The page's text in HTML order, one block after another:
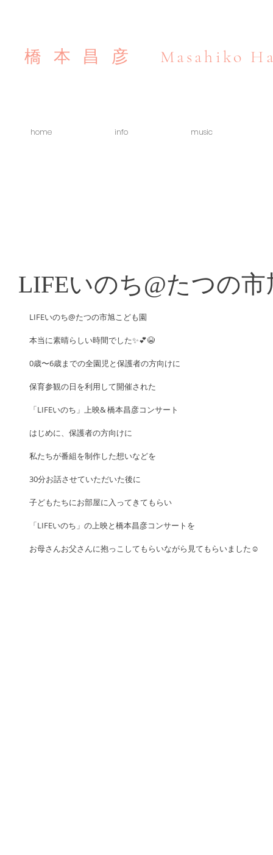
橋本昌彦 Masahiko
home info music
LIFEいのち@たつの
LIFEいのち@たつの市旭こども園
本当に素晴らしい時間でした✨💕😭
0歳〜6歳までの全園児と保護者の方向けに
保育参観の日を利用して開催された
「LIFEいのち」上映& 橋本昌彦コンサート
はじめに、保護者の方向けに
私たちが番組を制作した想いなどを
30分お話させていただいた後に
子どもたちにお部屋に入ってきてもらい
「LIFEいのち」の上映と橋本昌彦コンサートを
お母さんお父さんに抱っこしてもらいながら見てもらいました☺️